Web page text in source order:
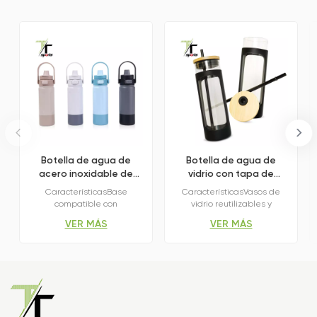
Botella de agua de
acero inoxidable de
600/900/1100 ml.
CaracterísticasBase
compatible con
para limpiar y añadir
horas.Viajes o practicar
deportes al aire libreEl
diseño multifuncional de la
VER MÁS
Botella de agua de
vidrio con tapa de
bambú y pajita.
CaracterísticasVasos de
vidrio reutilizables y
natural con diseño de
VER MÁS